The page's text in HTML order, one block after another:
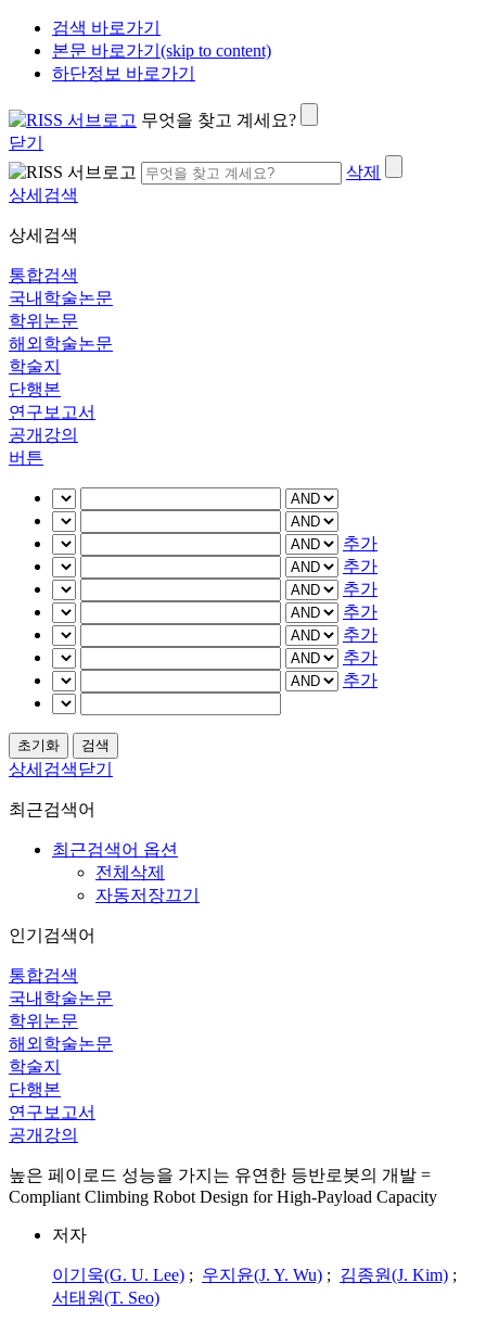
검색 바로가기
본문 바로가기(skip to content)
하단정보 바로가기
무엇을 찾고 계세요?
닫기
삭제
상세검색
상세검색
통합검색
국내학술논문
학위논문
해외학술논문
학술지
단행본
연구보고서
공개강의
버튼
추가
추가
추가
추가
추가
추가
추가
상세검색닫기
최근검색어
최근검색어 옵션
전체삭제
자동저장끄기
인기검색어
통합검색
국내학술논문
학위논문
해외학술논문
학술지
단행본
연구보고서
공개강의
높은 페이로드 성능을 가지는 유연한 등반로봇의 개발 =
Compliant Climbing Robot Design for High-Payload Capacity
저자
이기욱(G. U. Lee) ; 우지윤(J. Y. Wu) ; 김종원(J. Kim) ;
서태원(T. Seo)